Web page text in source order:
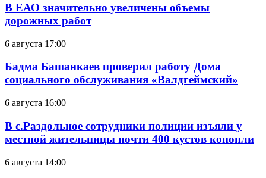
В ЕАО значительно увеличены объемы
дорожных работ
6 августа 17:00
Бадма Башанкаев проверил работу Дома
социального обслуживания «Валдгеймский»
6 августа 16:00
В с.Раздольное сотрудники полиции изъяли у
местной жительницы почти 400 кустов конопли
6 августа 14:00